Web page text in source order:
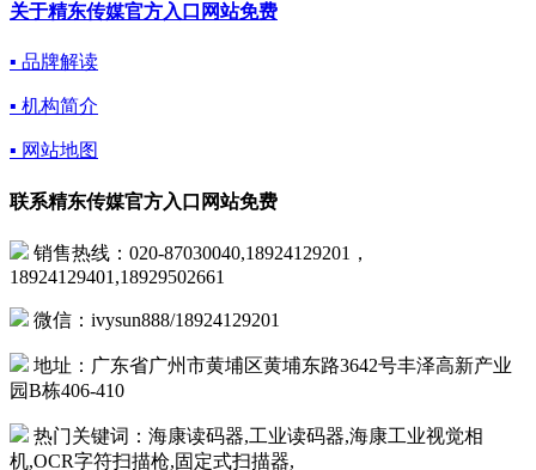
关于精东传媒官方入口网站免费
▪ 品牌解读
▪ 机构简介
▪ 网站地图
联系精东传媒官方入口网站免费
销售热线：020-87030040,18924129201，
18924129401,18929502661
微信：ivysun888/18924129201
地址：广东省广州市黄埔区黄埔东路3642号丰泽高新产业
园B栋406-410
热门关键词：海康读码器,工业读码器,海康工业视觉相
机,OCR字符扫描枪,固定式扫描器,